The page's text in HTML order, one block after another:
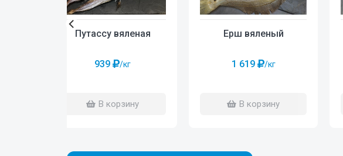
Путассу вяленая
939 /кг
В корзину
Ерш вяленый
1 619 /кг
В корзину